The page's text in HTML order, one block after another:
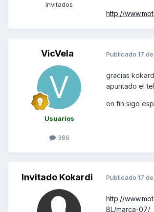
Invitados
http://
VicVela
Usuarios
386
Publicado 17
gracias
apuntado el
en fin sigo
Invitado Kokardi Publicado 17
http://
BL/marca-07/